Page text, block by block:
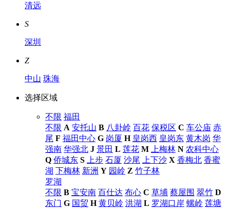
清远
S
深圳
Z
中山 珠海
选择区域
不限 福田
不限 A 安托山 B 八卦岭 百花 保税区 C 车公庙 赤
尾 F 福田中心 G 岗厦 H 皇岗西 皇岗东 黄木岗 华
强南 华强北 J 景田 L 莲花 M 上梅林 N 农科中心
Q 侨城东 S 上步 石厦 沙尾 上下沙 X 香梅北 香蜜
湖 下梅林 新洲 Y 园岭 Z 竹子林
罗湖
不限 B 宝安南 百仕达 布心 C 草埔 蔡屋围 翠竹 D
东门 G 国贸 H 黄贝岭 洪湖 L 罗湖口岸 螺岭 莲塘